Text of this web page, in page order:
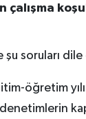
çalışma
şu soruları
öğretim